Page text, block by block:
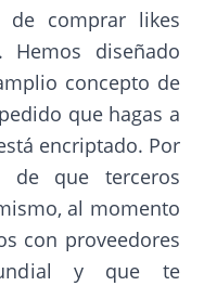
de comprar likes
Hemos diseñado
concepto de
que hagas a
encriptado. Por
de que terceros
al momento
con proveedores
y que te